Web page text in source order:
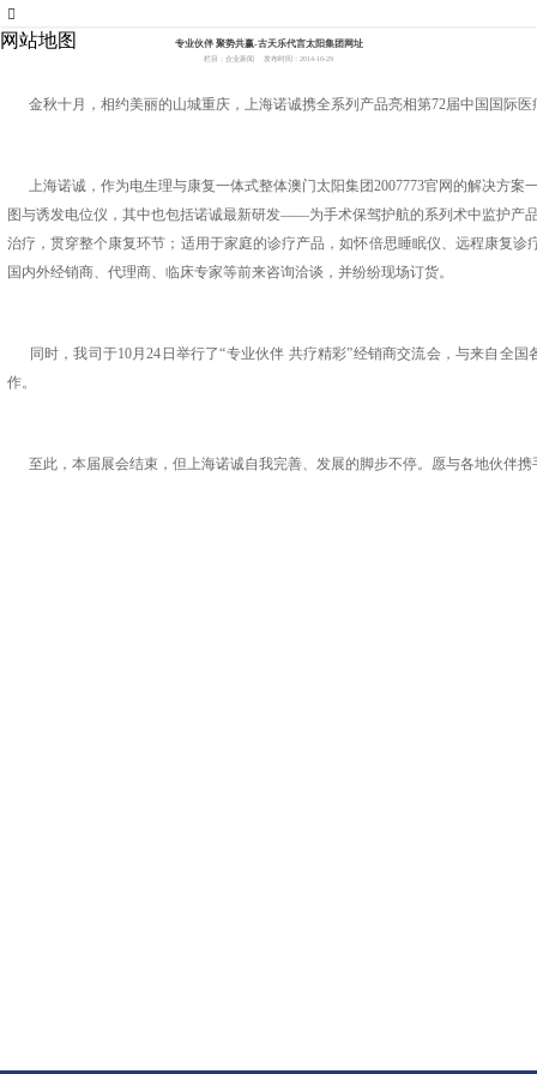
官网
专业伙伴 聚势共赢-古天乐代言太阳集团网址
栏目：企业新闻 发布时间：2014-10-29
金秋十月，相约美丽的山城重庆，上海诺诚携全系列产品亮相第72届中国国际
上海诺诚，作为电生理与康复一体式整体澳门太阳集团2007773官网的解决方案
图与诱发电位仪，其中也包括诺诚最新研发——为手术保驾护航的系列术中监护产
治疗，贯穿整个康复环节；适用于家庭的诊疗产品，如怀倍思睡眠仪、远程康复
国内外经销商、代理商、临床专家等前来咨询洽谈，并纷纷现场订货。
同时，我司于10月24日举行了“专业伙伴 共疗精彩”经销商交流会，与来自全
作。
至此，本届展会结束，但上海诺诚自我完善、发展的脚步不停。愿与各地伙伴携
网站地图